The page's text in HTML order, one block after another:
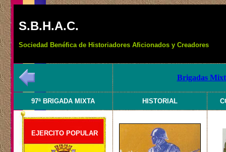
S.B.H.A.C.
Sociedad Benéfica de Historiadores Aficionados y Creadores
Brigadas
97ª BRIGADA MIXTA HISTORIAL
EJERCITO POPULAR